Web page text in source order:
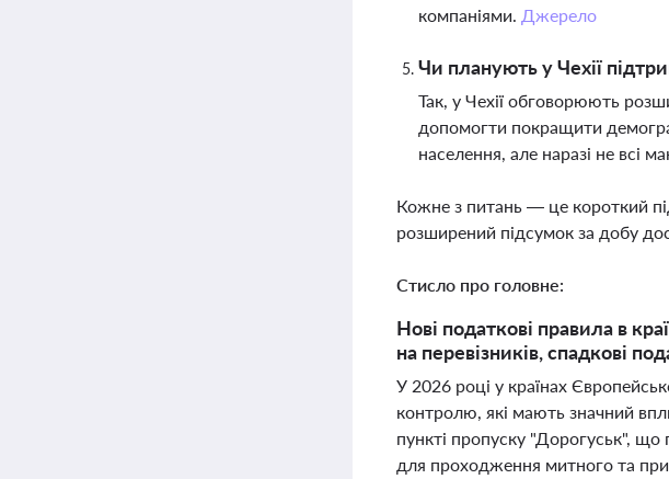
компаніями. Джерело
Чи планують у Чехії
Так, у Чехії обговорюють
допомогти покращити
населення, але наразі не всі
Кожне з питань — це короткий
розширений підсумок за добу
Стисло про головне:
Нові податкові правила в
на перевізників, спадкові
У 2026 році у країнах
контролю, які мають значний
пункті пропуску "Дорогуськ",
для проходження митного та